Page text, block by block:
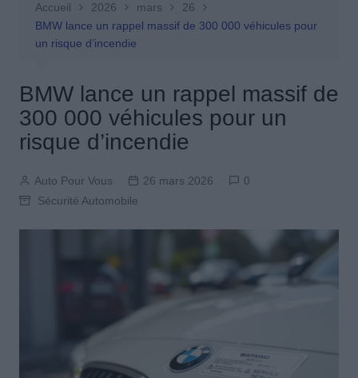
Accueil 2026 mars
26
BMW lance un rappel massif de 300 000 véhicules pour
un risque d’incendie
BMW lance un rappel massif de
300 000 véhicules pour un
risque d’incendie
Auto Pour Vous 26 mars 2026
0
Sécurité Automobile